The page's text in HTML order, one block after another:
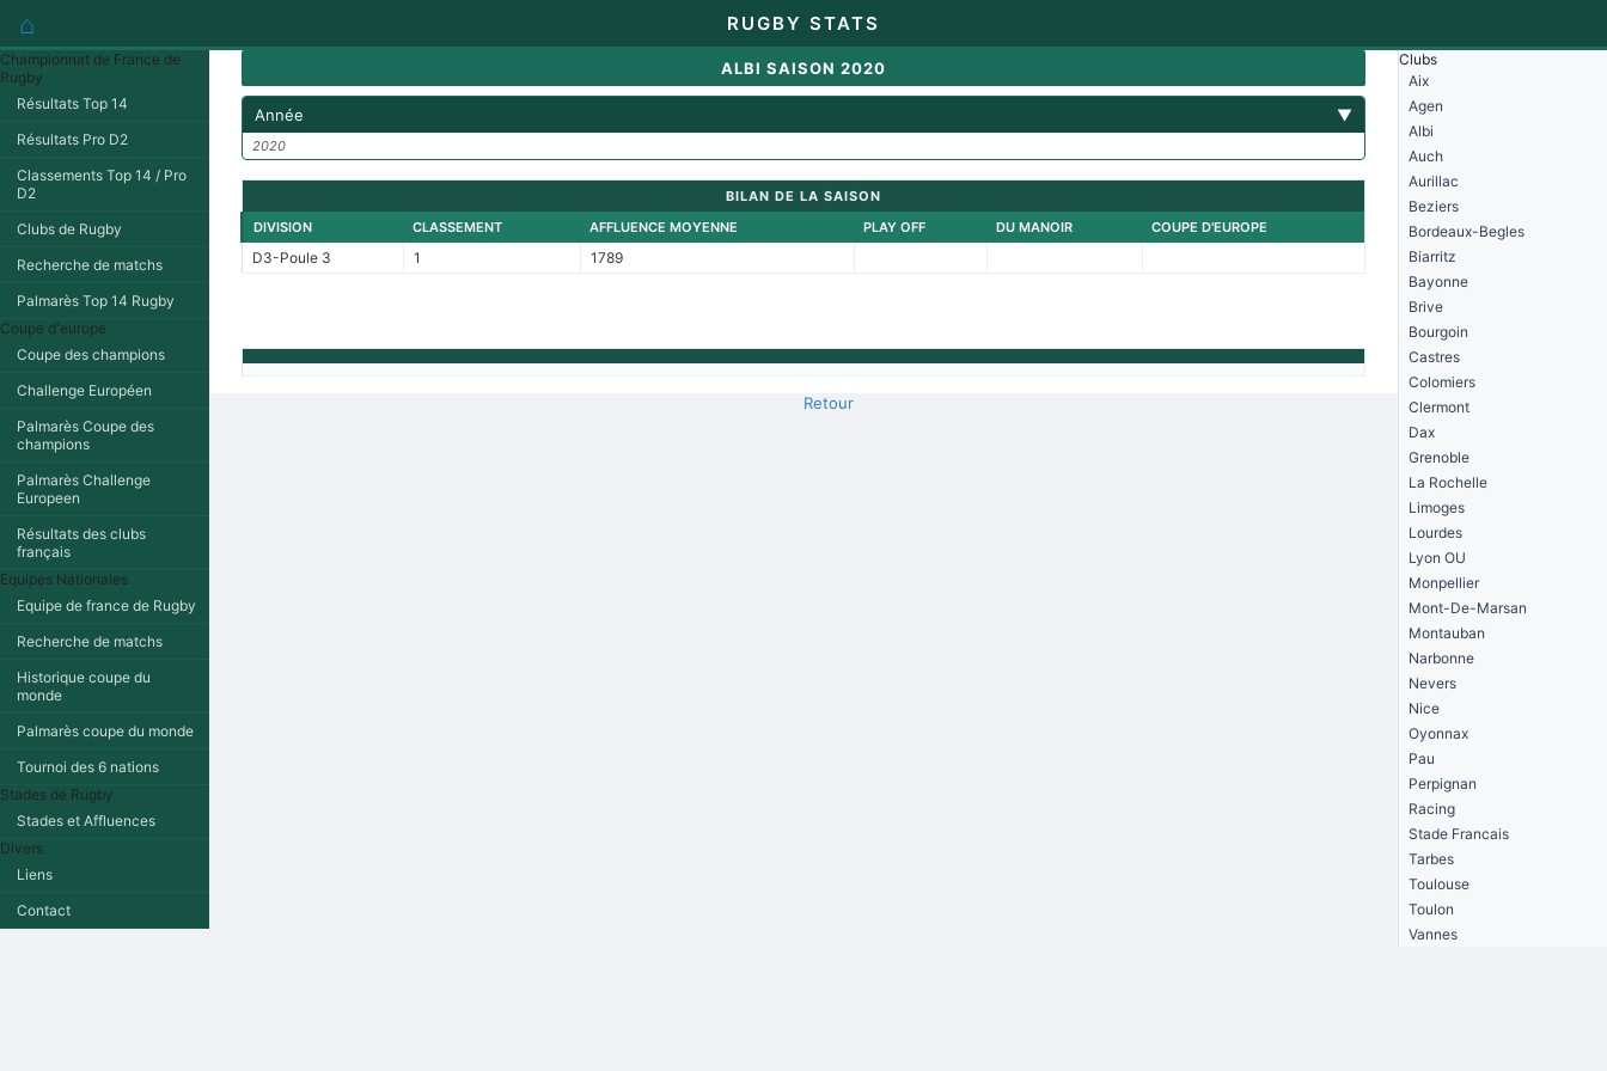
⌂ RUGBY STATS
Championnat de France de
Rugby
Résultats Top 14
Résultats Pro D2
Classements Top 14 / Pro
D2
Clubs de Rugby
Recherche de matchs
Palmarès Top 14 Rugby
Coupe d'europe
Coupe des champions
Challenge Européen
Palmarès Coupe des
champions
Palmarès Challenge
Europeen
Résultats des clubs
français
Equipes Nationales
Equipe de france de Rugby
Recherche de matchs
Historique coupe du
monde
Palmarès coupe du monde
Tournoi des 6 nations
Stades de Rugby
Stades et Affluences
Divers
Liens
Contact
ALBI SAISON 2020
Année ▼
2020
BILAN DE LA SAISON
DIVISION
CLASSEMENT AFFLUENCE MOYENNE PLAY OFF DU MANOIR COUPE D'EUROPE
D3-Poule 3 1 1789
Retour
Clubs
Aix
Agen
Albi
Auch
Aurillac
Beziers
Bordeaux-Begles
Biarritz
Bayonne
Brive
Bourgoin
Castres
Colomiers
Clermont
Dax
Grenoble
La Rochelle
Limoges
Lourdes
Lyon OU
Monpellier
Mont-De-Marsan
Montauban
Narbonne
Nevers
Nice
Oyonnax
Pau
Perpignan
Racing
Stade Francais
Tarbes
Toulouse
Toulon
Vannes